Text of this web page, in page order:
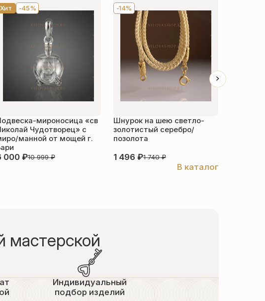
Хит -45%
мироносица «св
Чудотворец» с
манной от мощей г.
000 ₽10 999₽
-14%
Шнурок на шею светло-
золотистый серебро/
позолота
1 496 ₽1 740₽
В каталог
мастерской
Индивидуальный
подбор изделий